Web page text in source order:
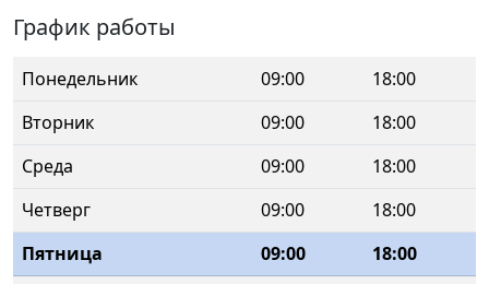
График работы
Понедельник 09:00
18:00
Вторник
09:00
18:00
Среда
09:00
18:00
Четверг
09:00
18:00
Пятница
09:00
18:00